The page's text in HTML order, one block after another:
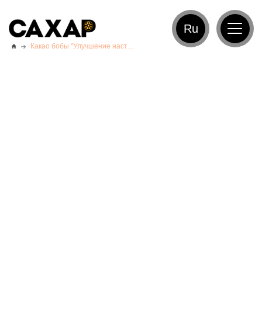
Какао бобы "Улучшение настроения"